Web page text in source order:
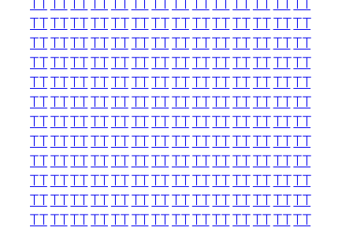
TTTTTTTTTTTTTTTTTTTTTTTTTTTT
TTTTTTTTTTTTTTTTTTTTTTTTTTTT
TTTTTTTTTTTTTTTTTTTTTTTTTTTT
TTTTTTTTTTTTTTTTTTTTTTTTTTTT
TTTTTTTTTTTTTTTTTTTTTTTTTTTT
TTTTTTTTTTTTTTTTTTTTTTTTTTTT
TTTTTTTTTTTTTTTTTTTTTTTTTTTT
TTTTTTTTTTTTTTTTTTTTTTTTTTTT
TTTTTTTTTTTTTTTTTTTTTTTTTTTT
TTTTTTTTTTTTTTTTTTTTTTTTTTTT
TTTTTTTTTTTTTTTTTTTTTTTTTTTT